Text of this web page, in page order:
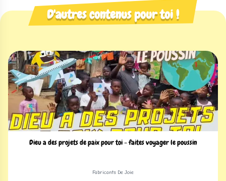
D'autres contenus pour toi !
Dieu a des projets de paix pour toi - faites voyager le poussin
Fabricants De Joie